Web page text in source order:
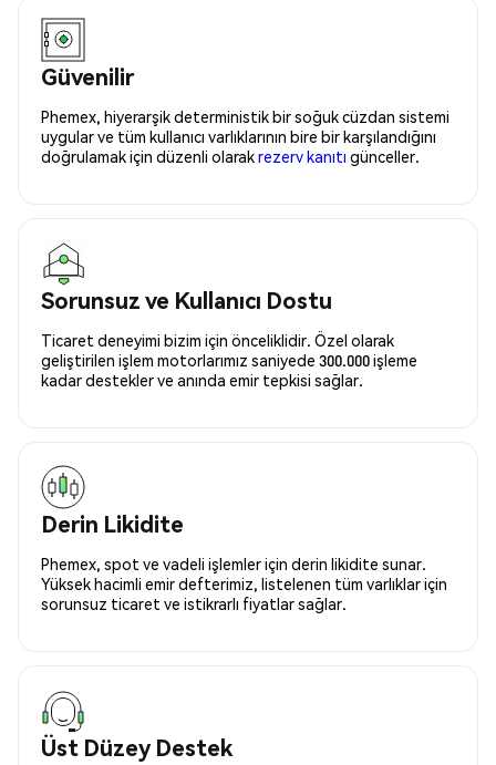
Güvenilir
Phemex, hiyerarşik deterministik bir soğuk cüzdan sistemi
uygular ve tüm kullanıcı varlıklarının bire bir karşılandığını
doğrulamak için düzenli olarakrezerv kanıtı günceller.
Sorunsuz ve Kullanıcı Dostu
Ticaret deneyimi bizim için önceliklidir. Özel olarak
geliştirilen işlem motorlarımız saniyede 300.000 işleme
kadar destekler ve anında emir tepkisi sağlar.
Derin Likidite
Phemex, spot ve vadeli işlemler için derin likidite sunar.
Yüksek hacimli emir defterimiz, listelenen tüm varlıklar için
sorunsuz ticaret ve istikrarlı fiyatlar sağlar.
Üst Düzey Destek